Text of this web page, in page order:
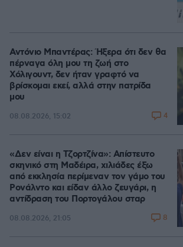
Αντόνιο Μπαντέρας: Ήξερα ότι δεν θα
πέρναγα όλη μου τη ζωή στο
Χόλιγουντ, δεν ήταν γραφτό να
βρίσκομαι εκεί, αλλά στην πατρίδα
μου
08.08.2026, 15:02 4
«Δεν είναι η Τζορτζίνα»: Απίστευτο
σκηνικό στη Μαδέιρα, χιλιάδες έξω
από εκκλησία περίμεναν τον γάμο του
Ρονάλντο και είδαν άλλο ζευγάρι, η
αντίδραση του Πορτογάλου σταρ
08.08.2026, 21:05 8